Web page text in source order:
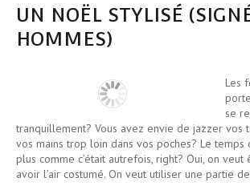
UN NOËL STYLISÉ
HOMMES)
Les
se
tranquillement? Vous avez envie de jazzer vos
vos mains trop loin dans vos poches? Le temps
plus comme c’était autrefois, right? Oui, on veut
avoir l’air costumé. On veut utiliser une partie